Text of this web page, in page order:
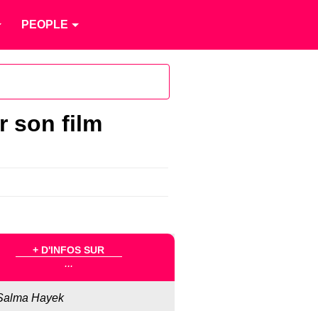
PEOPLE
son film
+ D'INFOS SUR
...
Hayek